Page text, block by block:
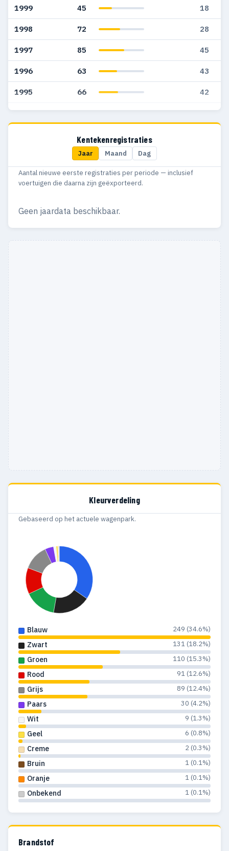
1999 45 18
1998 72 28
1997 85 45
1996 63 43
1995 66 42
1994 87 53
153
1991 42
Kentekenregistraties
Jaar Maand Dag
Aantal nieuwe eerste registraties per periode — inclusief
voertuigen die daarna zijn geëxporteerd.
Geen jaardata beschikbaar.
Kleurverdeling
Gebaseerd op het actuele wagenpark.
Blauw 249 (34.6%)
Zwart 131 (18.2%)
Groen 110 (15.3%)
Rood 91 (12.6%)
Grijs 89 (12.4%)
Paars 30 (4.2%)
Wit 9 (1.3%)
Geel 6 (0.8%)
Creme 2 (0.3%)
Bruin 1 (0.1%)
Oranje 1 (0.1%)
Onbekend 1 (0.1%)
Brandstof